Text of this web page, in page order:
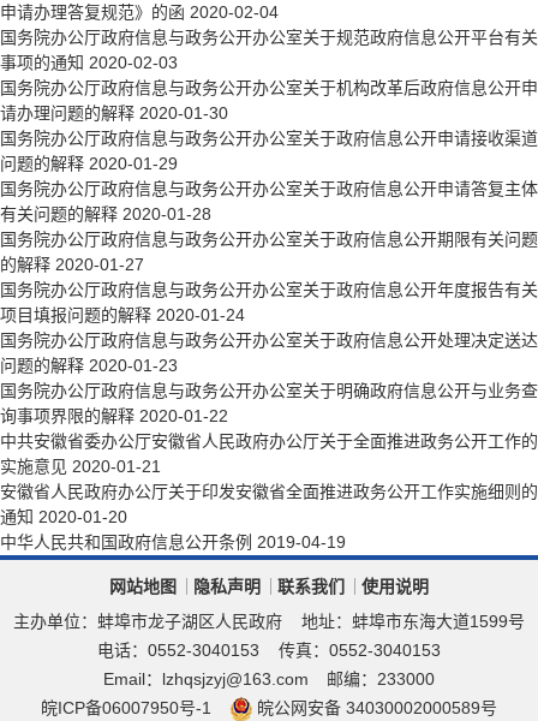
申请办理答复规范》的函 2020-02-04
国务院办公厅政府信息与政务公开办公室关于规范政府信息公开平台有关
事项的通知 2020-02-03
国务院办公厅政府信息与政务公开办公室关于机构改革后政府信息公开申
请办理问题的解释 2020-01-30
国务院办公厅政府信息与政务公开办公室关于政府信息公开申请接收渠道
问题的解释 2020-01-29
国务院办公厅政府信息与政务公开办公室关于政府信息公开申请答复主体
有关问题的解释 2020-01-28
国务院办公厅政府信息与政务公开办公室关于政府信息公开期限有关问题
的解释 2020-01-27
国务院办公厅政府信息与政务公开办公室关于政府信息公开年度报告有关
项目填报问题的解释 2020-01-24
国务院办公厅政府信息与政务公开办公室关于政府信息公开处理决定送达
问题的解释 2020-01-23
国务院办公厅政府信息与政务公开办公室关于明确政府信息公开与业务查
询事项界限的解释 2020-01-22
中共安徽省委办公厅安徽省人民政府办公厅关于全面推进政务公开工作的
实施意见 2020-01-21
安徽省人民政府办公厅关于印发安徽省全面推进政务公开工作实施细则的
通知 2020-01-20
中华人民共和国政府信息公开条例 2019-04-19
网站地图 隐私声明 联系我们
使用说明
主办单位：蚌埠市龙子湖区人民政府
地址：蚌埠市东海大道1599号
电话：0552-3040153
传真：0552-3040153
Email：lzhqsjzyj@163.com
邮编：233000
皖ICP备06007950号-1
皖公网安备 34030002000589号